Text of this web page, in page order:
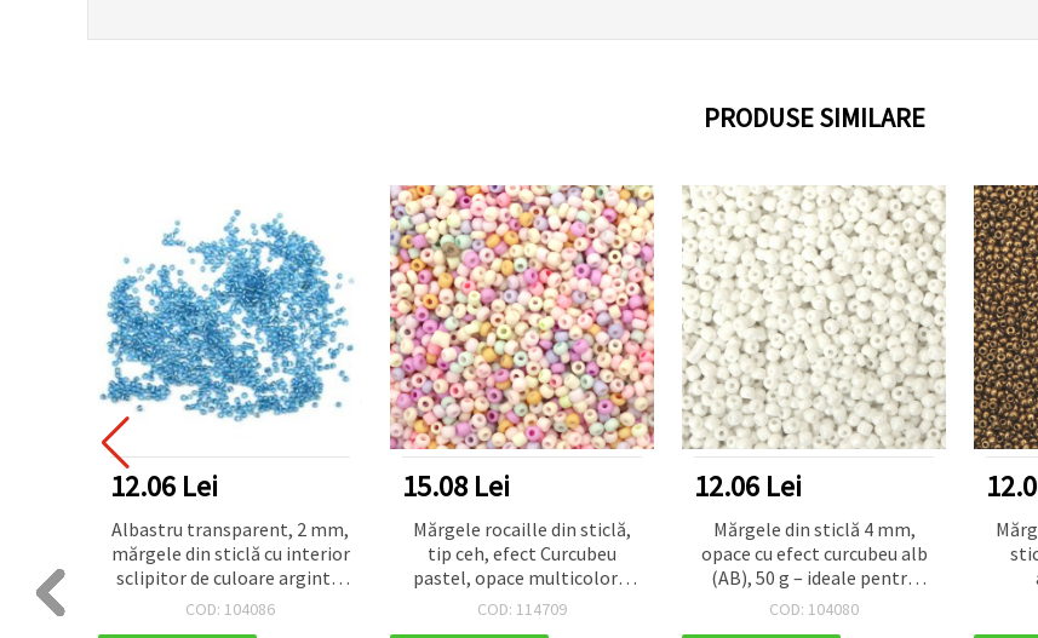
PRODUSE SIMILARE
±600
12.06 Lei
Albastru transparent, 2 mm,
mărgele din sticlă cu interior
sclipitor de culoare argintie
– 50 g, pentru bijuterii
COD: 104086
15.08 Lei
Mărgele rocaille din sticlă,
tip ceh, efect Curcubeu
pastel, opace multicolore,
3×2,8–3,2 mm, orificiu 0,8–
COD: 114709
12.06 Lei
Mărgele din sticlă 4 mm,
opace cu efect curcubeu alb
(AB), 50 g – ideale pentru
bijuterii handmade și cadouri
COD: 104080